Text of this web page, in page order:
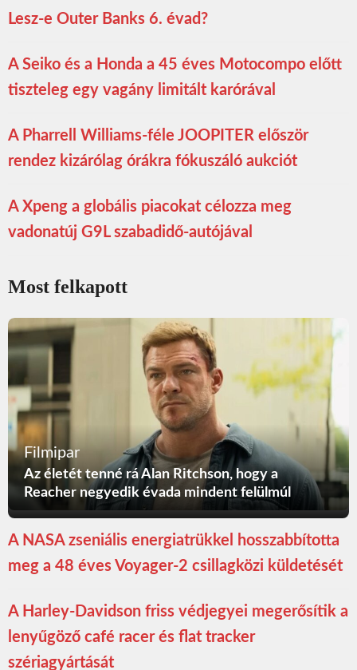
Lesz-e Outer Banks 6. évad?
A Seiko és a Honda a 45 éves Motocompo előtt
tiszteleg egy vagány limitált karórával
A Pharrell Williams-féle JOOPITER először
rendez kizárólag órákra fókuszáló aukciót
A Xpeng a globális piacokat célozza meg
vadonatúj G9L szabadidő-autójával
Most felkapott
Filmipar
Az életét tenné rá Alan Ritchson, hogy a
Reacher negyedik évada mindent felülmúl
A NASA zseniális energiatrükkel hosszabbította
meg a 48 éves Voyager-2 csillagközi küldetését
A Harley-Davidson friss védjegyei megerősítik a
lenyűgöző café racer és flat tracker
szériagyártását